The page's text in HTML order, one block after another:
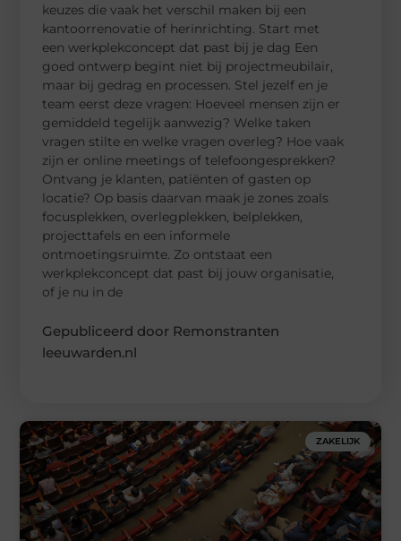
keuzes die vaak het verschil maken bij een
kantoorrenovatie of herinrichting. Start met
een werkplekconcept dat past bij je dag Een
goed ontwerp begint niet bij projectmeubilair,
maar bij gedrag en processen. Stel jezelf en je
team eerst deze vragen: Hoeveel mensen zijn er
gemiddeld tegelijk aanwezig? Welke taken
vragen stilte en welke vragen overleg? Hoe vaak
zijn er online meetings of telefoongesprekken?
Ontvang je klanten, patiënten of gasten op
locatie? Op basis daarvan maak je zones zoals
focusplekken, overlegplekken, belplekken,
projecttafels en een informele
ontmoetingsruimte. Zo ontstaat een
werkplekconcept dat past bij jouw organisatie,
of je nu in de
Gepubliceerd door Remonstranten
leeuwarden.nl
ZAKELIJK